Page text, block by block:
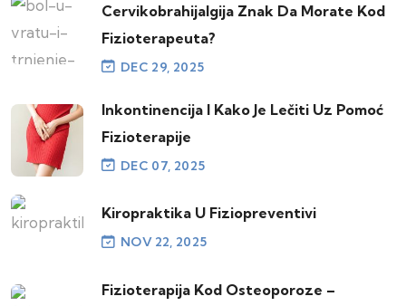
Cervikobrahijalgija Znak Da Morate Kod
Fizioterapeuta?
DEC 29, 2025
Inkontinencija I Kako Je Lečiti Uz Pomoć
Fizioterapije
DEC 07, 2025
Kiropraktika U Fiziopreventivi
NOV 22, 2025
Fizioterapija Kod Osteoporoze –